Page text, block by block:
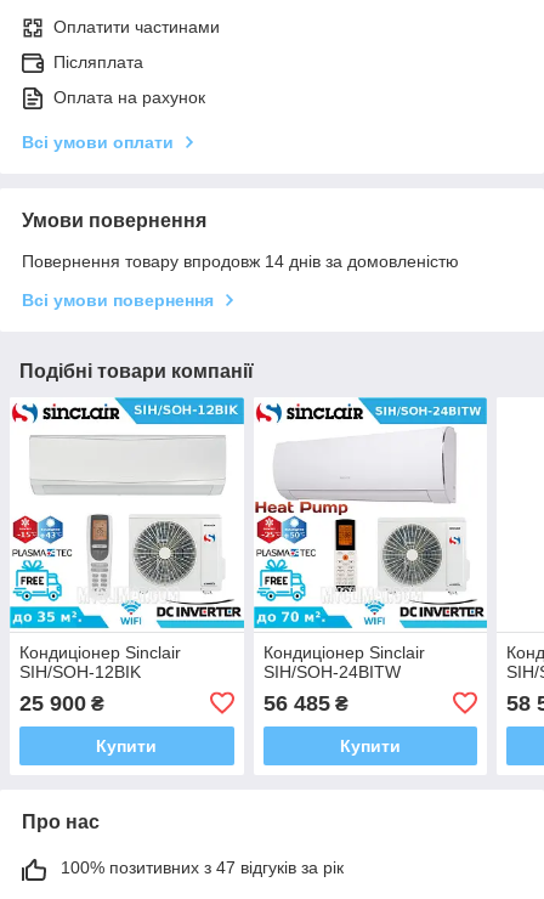
Оплатити частинами
Післяплата
Оплата на рахунок
Всі умови оплати
Умови повернення
Повернення товару впродовж 14 днів за домовленістю
Всі умови повернення
Подібні товари компанії
Кондиціонер Sinclair
SIH/SOH-12BIK
25 900 ₴
Купити
Кондиціонер Sinclair
SIH/SOH-24BITW
56 485₴
Купити
SIH/
58
Про нас
100% позитивних з 47 відгуків за рік